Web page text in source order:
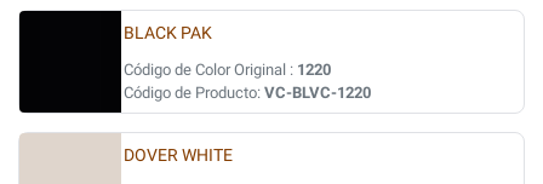
BLACK PAK
Código de Color Original : 1220
Código de Producto: VC-BLVC-1220
DOVER WHITE